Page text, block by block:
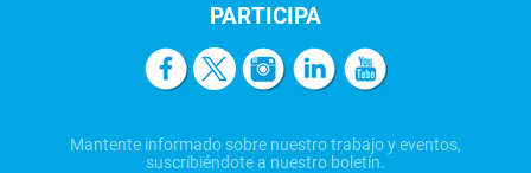
PARTICIPA
Mantente informado sobre nuestro trabajo y eventos,
suscribiéndote a nuestro boletín.